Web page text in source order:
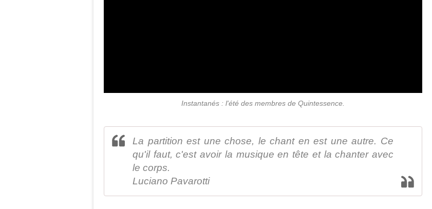
Instantanés : l'été des membres de Quintessence.
La partition est une chose, le chant en est une autre. Ce
qu'il faut, c'est avoir la musique en tête et la chanter avec
le corps.
Luciano Pavarotti